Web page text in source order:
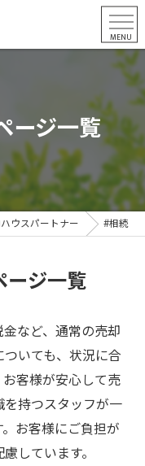
ージ一覧
ハウスパートナー #相続
ージ一覧
など、通常の売却
いても、状況に合
客様が安心して売
持つスタッフが一
お客様にご負担が
しています。